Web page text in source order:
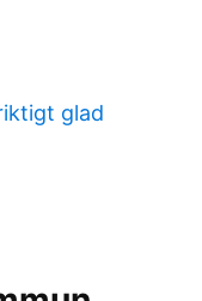
glad